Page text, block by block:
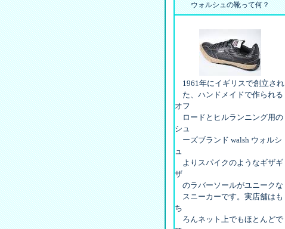
ウォルシュの靴って何？
1961年にイギリスで創立され
た、ハンドメイドで作られる
オフ
ロードとヒルランニング用の
シュ
ーズブランド walsh ウォルシ
ュ
よりスパイクのようなギザギ
ザ
のラバーソールがユニークな
スニーカーです。実店舗はも
ち
ろんネット上でもほとんどで